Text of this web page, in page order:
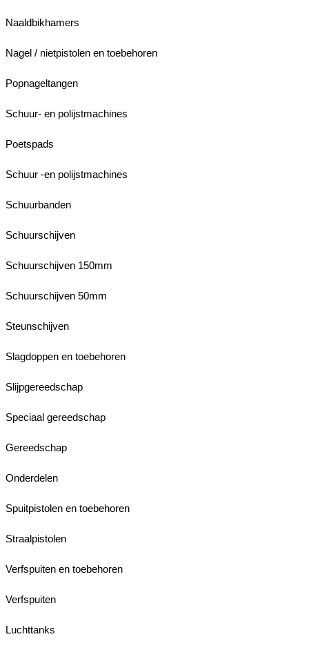
Naaldbikhamers
Nagel / nietpistolen en toebehoren
Popnageltangen
Schuur- en polijstmachines
Poetspads
Schuur -en polijstmachines
Schuurbanden
Schuurschijven
Schuurschijven 150mm
Schuurschijven 50mm
Steunschijven
Slagdoppen en toebehoren
Slijpgereedschap
Speciaal gereedschap
Gereedschap
Onderdelen
Spuitpistolen en toebehoren
Straalpistolen
Verfspuiten en toebehoren
Verfspuiten
Luchttanks